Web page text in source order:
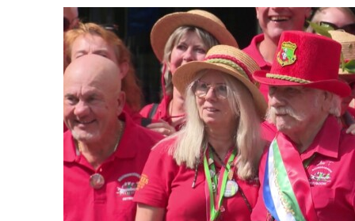
09 août 2026Consulter l'article "Meyboom: l’émouvant
L’Union Saint-Gilloise démarre la
saison par un festival à Westerlo